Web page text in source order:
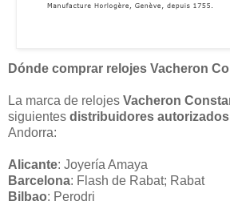
Dónde comprar relojes Vacheron
La marca de relojes Vacheron
siguientes distribuidores autorizados
Andorra:
Alicante: Joyería Amaya
Barcelona: Flash de Rabat; Rabat
Bilbao: Perodri